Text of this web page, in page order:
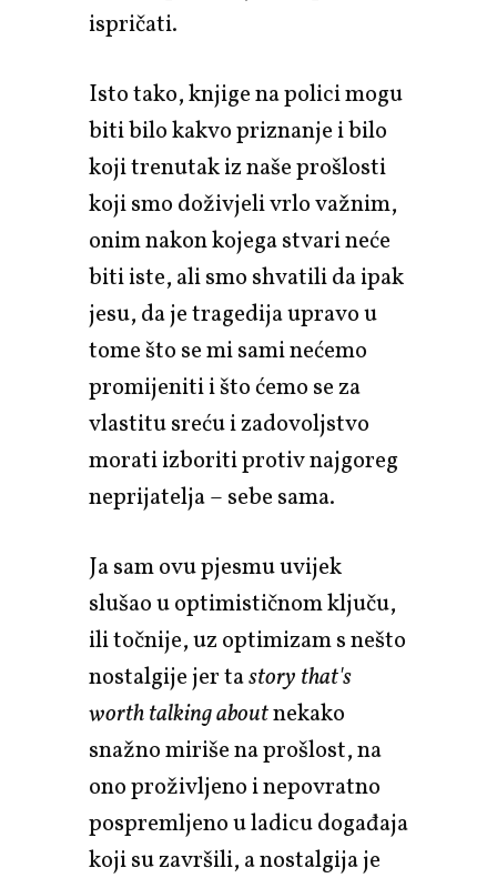
ispričati.
Isto tako, knjige na polici mogu
biti bilo kakvo priznanje i bilo
koji trenutak iz naše prošlosti
koji smo doživjeli vrlo važnim,
onim nakon kojega stvari neće
biti iste, ali smo shvatili da ipak
jesu, da je tragedija upravo u
tome što se mi sami nećemo
promijeniti i što ćemo se za
vlastitu sreću i zadovoljstvo
morati izboriti protiv najgoreg
neprijatelja – sebe sama.
Ja sam ovu pjesmu uvijek
slušao u optimističnom ključu,
ili točnije, uz optimizam s nešto
nostalgije jer tastory that's
worth talking aboutnekako
snažno miriše na prošlost, na
ono proživljeno i nepovratno
pospremljeno u ladicu događaja
koji su završili, a nostalgija je